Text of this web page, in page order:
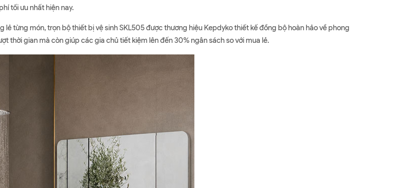
tối ưu nhất hiện nay.
lẻ từng món, trọn bộ thiết bị vệ sinh SKL505 được thương hiệu Kepdyko thiết kế đồng bộ hoàn hảo về phong
thời gian mà còn giúp các gia chủ tiết kiệm lên đến 30% ngân sách so với mua lẻ.